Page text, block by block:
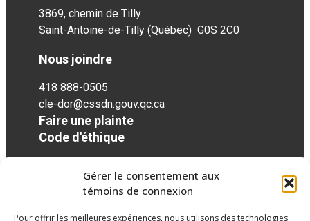
Gérer le consentement aux
témoins de connexion
Pour offrir les meilleures expériences, nous utilisons des technologies
3869, chemin de Tilly
Saint-Antoine-de-Tilly (Québec) G0S 2C0
Nous joindre
418 888-0505
cle-dor@cssdn.gouv.qc.ca
Faire une plainte
Code d'éthique
Réseaux sociaux